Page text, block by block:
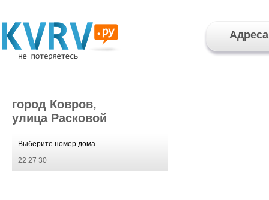
Адреса
город Ковров,
улица Расковой
Выберите номер дома
22 27 30